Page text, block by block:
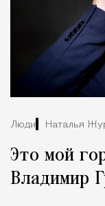
Люди Наталья
Это мой
Владимир